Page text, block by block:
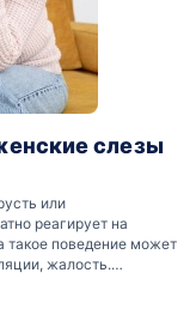
слезы
или
реагирует на
такое поведение может
жалость.
слез, помогут советы